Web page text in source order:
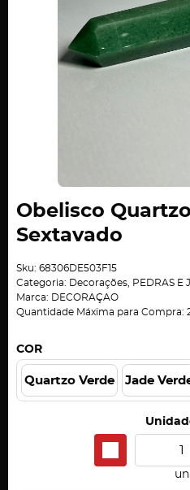
Obelisco
Sextavado
Sku: 68306DE503F15
Categoria:
Decorações
PEDRAS E
Marca:
DECORAÇAO
Quantidade Máxima para Compra:
COR
Quartzo Verde Jade
un